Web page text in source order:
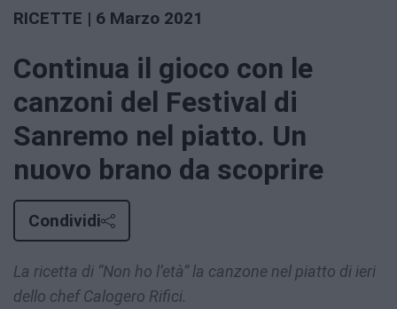
RICETTE | 6 Marzo 2021
Continua il gioco con le
canzoni del Festival di
Sanremo nel piatto. Un
nuovo brano da scoprire
Condividi
La ricetta di “Non ho l’età” la canzone nel piatto di ieri
dello chef Calogero Rifici.